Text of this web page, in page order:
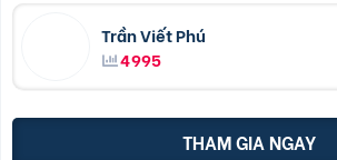
Trần Viết Phú
4995
THAM GIA NGAY